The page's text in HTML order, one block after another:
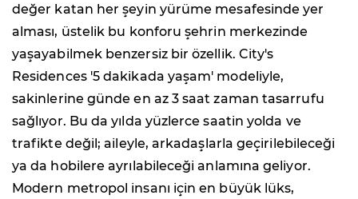
değer katan her şeyin yürüme mesafesinde yer
alması, üstelik bu konforu şehrin merkezinde
yaşayabilmek benzersiz bir özellik. City's
Residences '5 dakikada yaşam' modeliyle,
sakinlerine günde en az 3 saat zaman tasarrufu
sağlıyor. Bu da yılda yüzlerce saatin yolda ve
trafikte değil; aileyle, arkadaşlarla geçirilebileceği
ya da hobilere ayrılabileceği anlamına geliyor.
Modern metropol insanı için en büyük lüks,